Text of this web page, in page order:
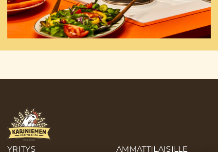
YRITYS
AMMATTILAISILLE